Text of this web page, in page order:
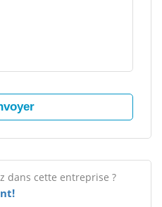
dans cette entreprise ?